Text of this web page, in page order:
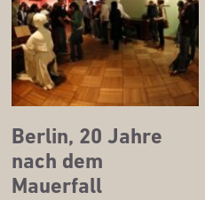
Ber­lin, 20 Jah­re
nach dem
Mauerfall